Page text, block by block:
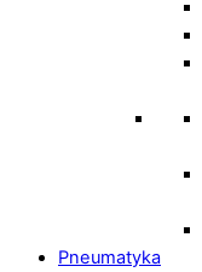
Pneumatyka